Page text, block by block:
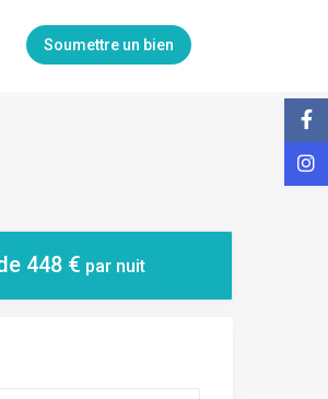
Soumettre un bien
448 € par nuit